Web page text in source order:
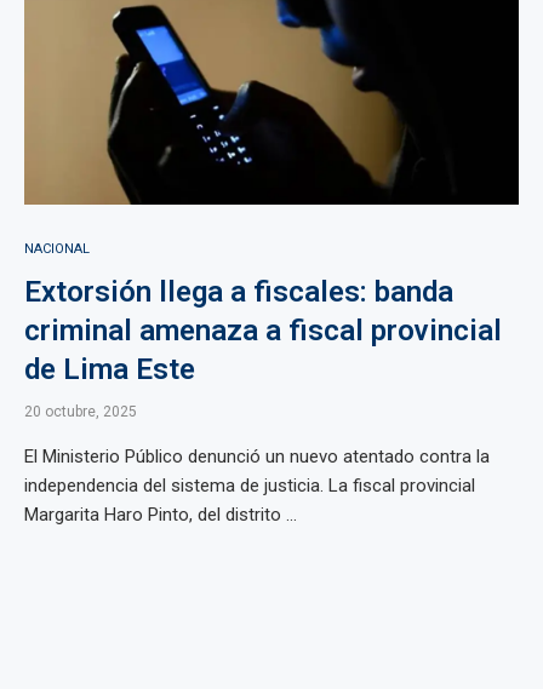
NACIONAL
Extorsión llega a fiscales: banda
criminal amenaza a fiscal provincial
de Lima Este
20 octubre, 2025
El Ministerio Público denunció un nuevo atentado contra la
independencia del sistema de justicia. La fiscal provincial
Margarita Haro Pinto, del distrito ...